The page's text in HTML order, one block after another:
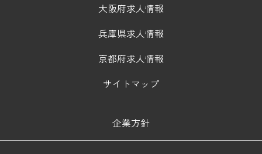
大阪府求人情報
兵庫県求人情報
京都府求人情報
サイトマップ
企業方針